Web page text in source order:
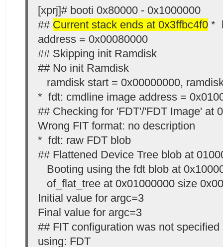
[xprj]# booti 0x80000 - 0x1000000
## Current stack ends at 0x3ffbc4f0 *
address = 0x00080000
## Skipping init Ramdisk
## No init Ramdisk
ramdisk start = 0x00000000,
* fdt: cmdline image address =
## Checking for 'FDT'/'FDT Image' at
Wrong FIT format: no description
* fdt: raw FDT blob
## Flattened Device Tree blob at
Booting using the fdt blob at
of_flat_tree at 0x01000000 size
Initial value for argc=3
Final value for argc=3
## FIT configuration was not specified
using: FDT